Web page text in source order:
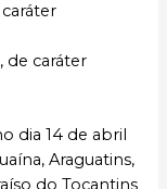
de caráter
dia 14 de abril
Araguatins,
do Tocantins